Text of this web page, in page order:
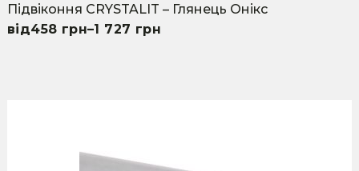
Підвіконня CRYSTALIT – Глянець Онікс
458 грн–1 727 грн